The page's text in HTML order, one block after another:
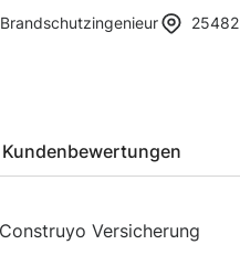
Brandschutzingenieur 25482
Kundenbewertungen
Construyo Versicherung